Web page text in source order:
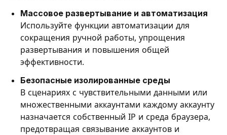
Массовое развертывание и автоматизация
Используйте функции автоматизации для
сокращения ручной работы, упрощения
развертывания и повышения общей
эффективности.
Безопасные изолированные среды
В сценариях с чувствительными данными или
множественными аккаунтами каждому аккаунту
назначается собственный IP и среда браузера,
предотвращая связывание аккаунтов и